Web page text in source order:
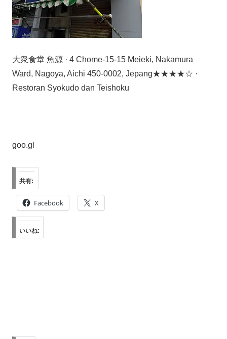
大衆食堂 魚源 · 4 Chome-15-15 Meieki, Nakamura
Ward, Nagoya, Aichi 450-0002, Jepang★★★★☆ ·
Restoran Syokudo dan Teishoku
goo.gl
共有:
Facebook X
いいね: